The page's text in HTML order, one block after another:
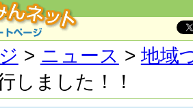
> ニュース > 地域
しました！！